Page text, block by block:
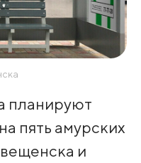
планируют
пять амурских
и